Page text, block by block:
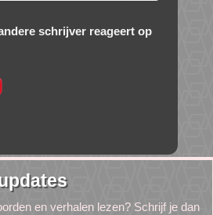
schrijver reageert op
en verhalen lezen? Schrijf je dan